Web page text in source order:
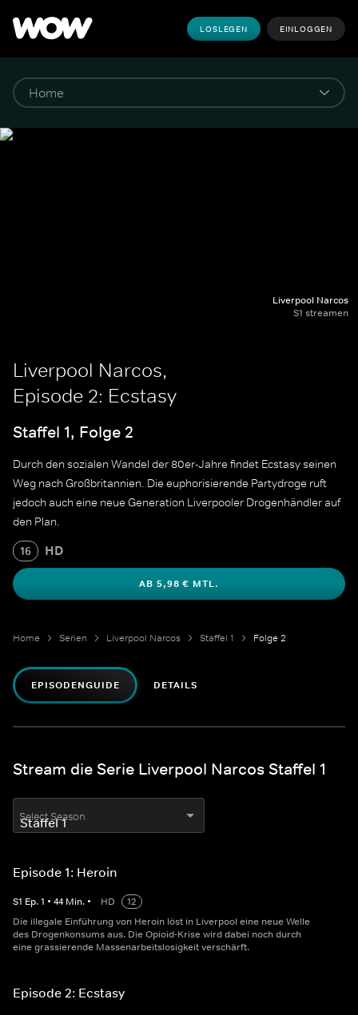
LOSLEGEN EINLOGGEN
Liverpool Narcos
S1 streamen
Liverpool Narcos,
Episode 2: Ecstasy
Staffel 1, Folge 2
Durch den sozialen Wandel der 80er-Jahre findet Ecstasy seinen
Weg nach Großbritannien. Die euphorisierende Partydroge ruft
jedoch auch eine neue Generation Liverpooler Drogenhändler auf
den Plan.
16 HD
AB 5,98 € MTL.
Home Serien Liverpool Narcos Staffel 1 Folge 2
EPISODENGUIDE DETAILS
Stream die Serie Liverpool Narcos Staffel 1
Select Season
Episode 1: Heroin
S1 Ep.1 • 44 Min. • HD
12
Die illegale Einführung von Heroin löst in Liverpool eine neue Welle
des Drogenkonsums aus. Die Opioid-Krise wird dabei noch durch
eine grassierende Massenarbeitslosigkeit verschärft.
Episode 2: Ecstasy